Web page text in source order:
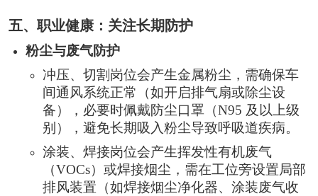
五、职业健康：关注长期防护
粉尘与废气防护
冲压、切割岗位会产生金属粉尘，需确保车
间通风系统正常（如开启排气扇或除尘设
备），必要时佩戴防尘口罩（N95 及以上级
别），避免长期吸入粉尘导致呼吸道疾病。
涂装、焊接岗位会产生挥发性有机废气
（VOCs）或焊接烟尘，需在工位旁设置局部
排风装置（如焊接烟尘净化器、涂装废气收